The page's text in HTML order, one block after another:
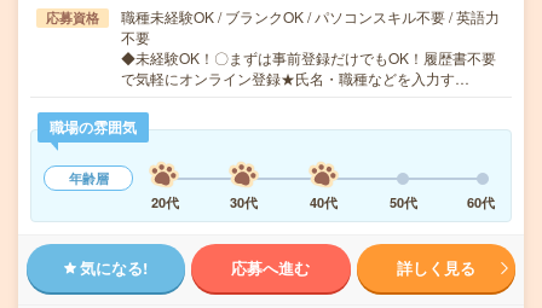
応募資格
職種未経験OK / ブランクOK / パソコンスキル不要 / 英語力
不要
◆未経験OK！〇まずは事前登録だけでもOK！履歴書不要
で気軽にオンライン登録★氏名・職種などを入力す…
職場の雰囲気
年齢層
20代
30代 40代 50代 60代
気になる! 応募へ進む 詳しく見る